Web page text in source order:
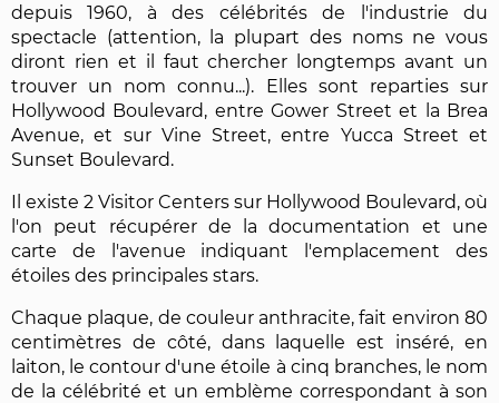
depuis 1960, à des célébrités de l'industrie du
spectacle (attention, la plupart des noms ne vous
diront rien et il faut chercher longtemps avant un
trouver un nom connu...). Elles sont reparties sur
Hollywood Boulevard, entre Gower Street et la Brea
Avenue, et sur Vine Street, entre Yucca Street et
Sunset Boulevard.
Il existe 2 Visitor Centers sur Hollywood Boulevard, où
l'on peut récupérer de la documentation et une
carte de l'avenue indiquant l'emplacement des
étoiles des principales stars.
Chaque plaque, de couleur anthracite, fait environ 80
centimètres de côté, dans laquelle est inséré, en
laiton, le contour d'une étoile à cinq branches, le nom
de la célébrité et un emblème correspondant à son